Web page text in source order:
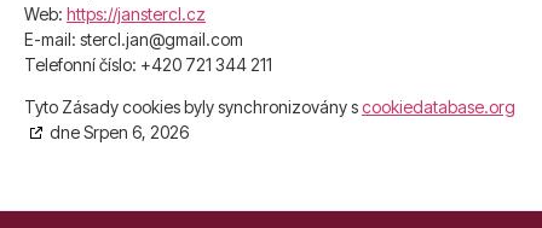
Web: https://janstercl.cz
E-mail: stercl.jan@gmail.com
Telefonní číslo: +420 721 344 211
Tyto Zásady cookies byly synchronizovány scookiedatabase.org
dne Srpen 6, 2026